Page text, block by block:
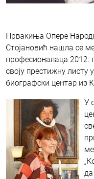
Првакиња Опере
Стојановић нашла се
професионалаца 2012.
своју престижну листу
биографски центар из
У